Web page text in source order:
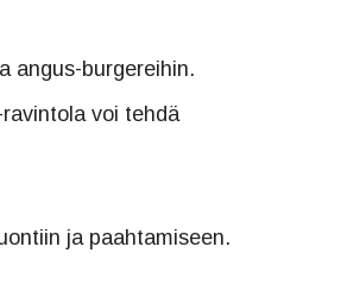
angus-burgereihin.
voi tehdä
ja paahtamiseen.